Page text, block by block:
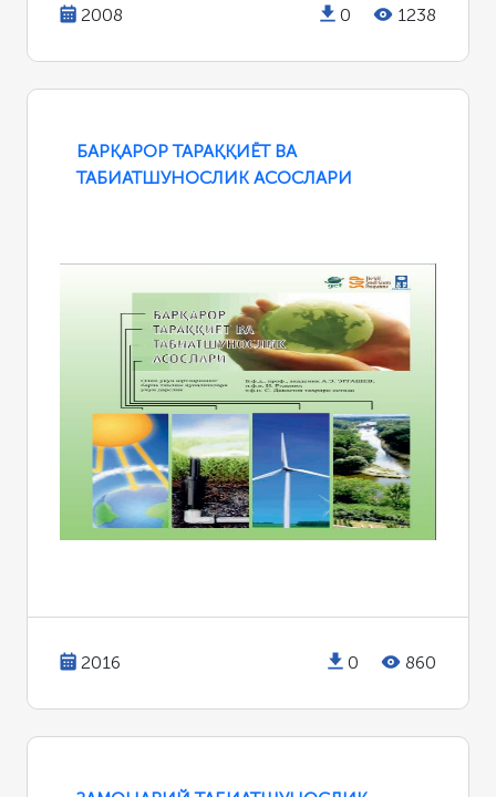
2008 0 1238
БАРҚАРОР ТАРАҚҚИЁТ ВА
ТАБИАТШУНОСЛИК АСОСЛАРИ
2016 0 860